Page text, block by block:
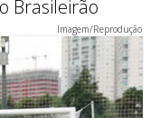
Brasileirão
Imagem/Reprodução